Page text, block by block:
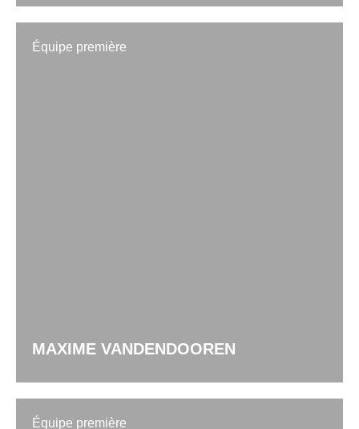
Équipe première
MAXIME VANDENDOOREN
Équipe première